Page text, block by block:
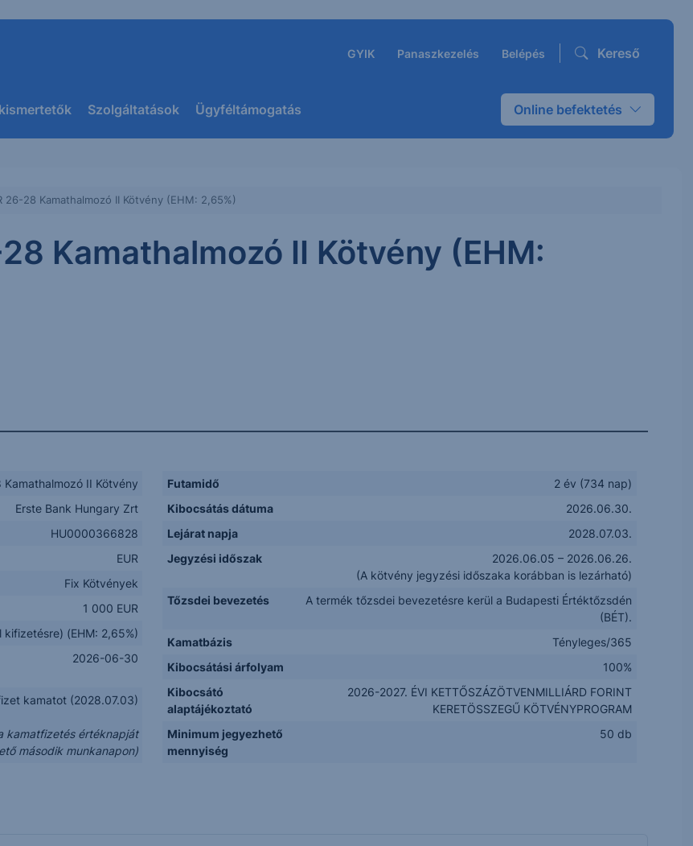
GYIK Panaszkezelés Belépés Kereső
Szolgáltatások Ügyféltámogatás Online befektetés
26-28 Kamathalmozó II Kötvény (EHM: 2,65%)
Kamathalmozó II Kötvény (EHM:
Kamathalmozó II Kötvény
Erste Bank Hungary Zrt
HU0000366828
EUR
Fix Kötvények
1 000 EUR
(EHM: 2,65%)
2026-06-30
kamatot (2028.07.03)
kamatfizetés értéknapját
második munkanapon)
Futamidő
2 év (734 nap)
Kibocsátás dátuma
2026.06.30.
Lejárat napja
2028.07.03.
Jegyzési időszak
2026.06.05 – 2026.06.26.
(A kötvény jegyzési időszaka korábban is lezárható)
Tőzsdei bevezetés
A termék tőzsdei bevezetésre kerül a Budapesti Értéktőzsdén
(BÉT).
Kamatbázis
Tényleges/365
Kibocsátási árfolyam
100%
Kibocsátó
alaptájékoztató
2026-2027. ÉVI KETTŐSZÁZÖTVENMILLIÁRD FORINT
KERETÖSSZEGŰ KÖTVÉNYPROGRAM
Minimum jegyezhető
mennyiség
50 db